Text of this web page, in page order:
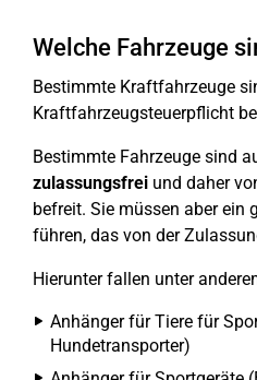
Welche Fahrzeuge
Bestimmte Kraftfahrzeuge
Kraftfahrzeugsteuerpflicht
Bestimmte Fahrzeuge sind
zulassungsfrei und daher
befreit. Sie müssen aber ein
führen, das von der
Hierunter fallen unter
Anhänger für Tiere für
Hundetransporter)